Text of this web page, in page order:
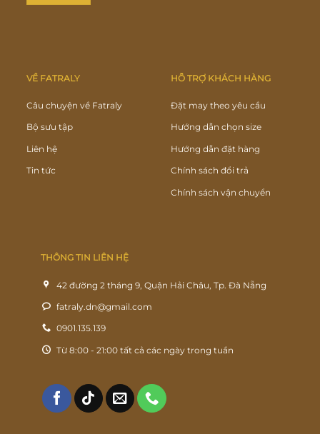
VỀ FATRALY
Câu chuyện về Fatraly
Bộ sưu tập
Liên hệ
Tin tức
HỖ TRỢ KHÁCH HÀNG
Đặt may theo yêu cầu
Hướng dẫn chọn size
Hướng dẫn đặt hàng
Chính sách đổi trả
Chính sách vận chuyển
THÔNG TIN LIÊN HỆ
42 đường 2 tháng 9, Quận Hải Châu, Tp. Đà Nẵng
fatraly.dn@gmail.com
0901.135.139
Từ 8:00 - 21:00 tất cả các ngày trong tuần